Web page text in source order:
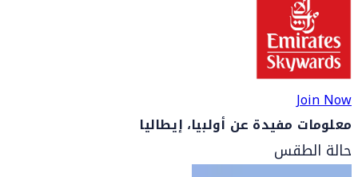
Join Now
معلومات مفيدة عن أولبيا، إيطاليا
حالة الطقس